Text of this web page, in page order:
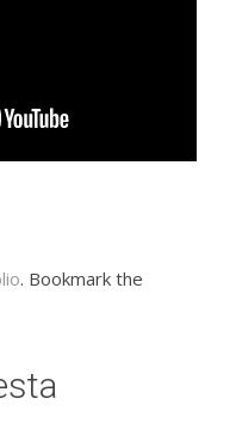
. Bookmark the